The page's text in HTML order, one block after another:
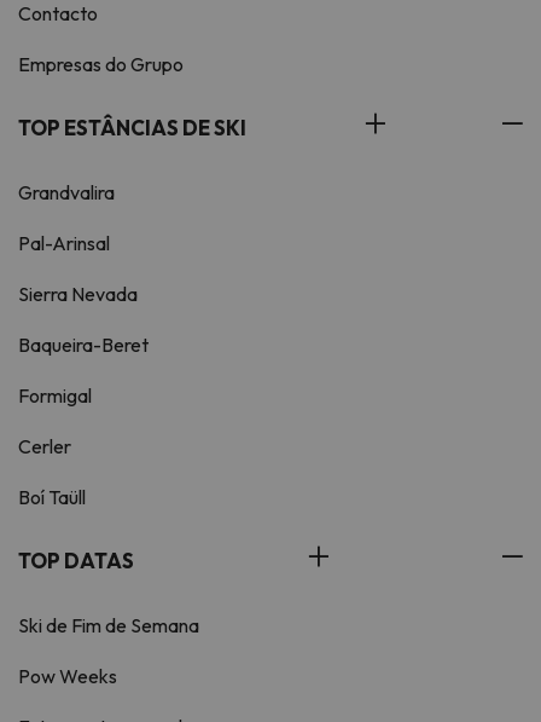
Contacto
Empresas do Grupo
TOP ESTÂNCIAS DE SKI
Grandvalira
Pal-Arinsal
Sierra Nevada
Baqueira-Beret
Formigal
Cerler
Boí Taüll
TOP DATAS
Ski de Fim de Semana
Pow Weeks